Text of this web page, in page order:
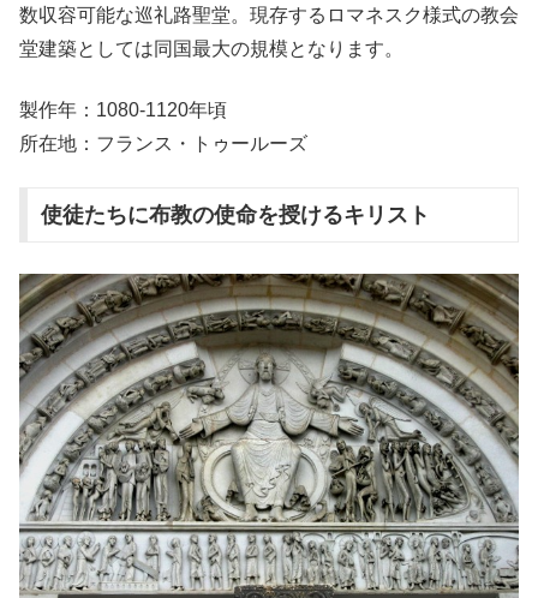
数収容可能な巡礼路聖堂。現存するロマネスク様式の教会
堂建築としては同国最大の規模となります。
製作年：1080-1120年頃
所在地：フランス・トゥールーズ
使徒たちに布教の使命を授けるキリスト